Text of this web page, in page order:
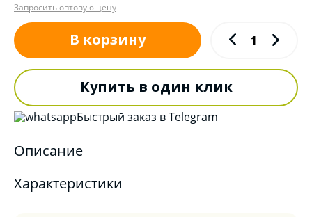
Запросить оптовую цену
В корзину
Купить в один клик
Быстрый заказ в Telegram
Описание
Характеристики